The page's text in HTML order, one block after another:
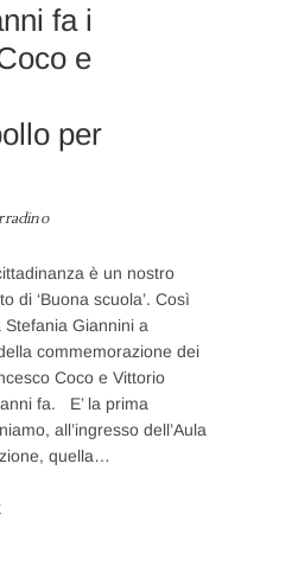
fa i
e
per
è un nostro
di ‘Buona scuola’. Così
Giannini a
commemorazione dei
Coco e Vittorio
fa. E’ la prima
all’ingresso dell’Aula
quella…